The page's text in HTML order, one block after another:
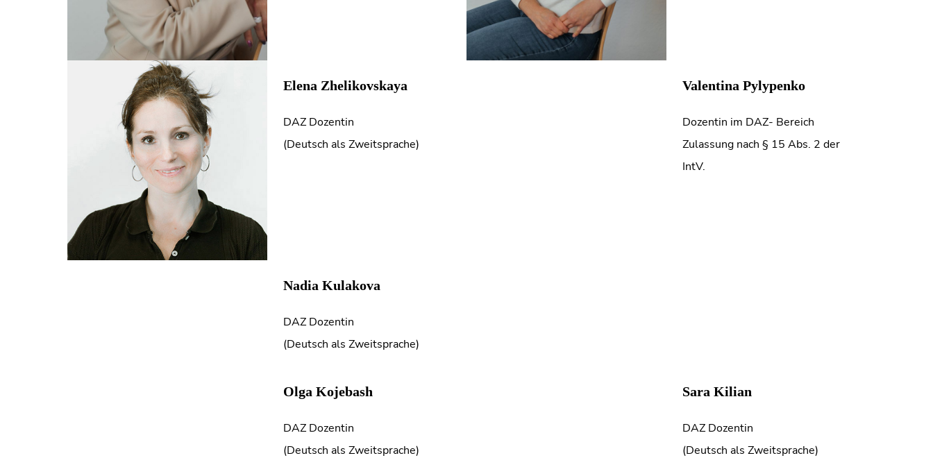
Elena Zhelikovskaya
DAZ Dozentin
(Deutsch als Zweitsprache)
Valentina Pylypenko
Dozentin im DAZ- Bereich
Zulassung nach § 15 Abs. 2 der
IntV.
Nadia Kulakova
DAZ Dozentin
(Deutsch als Zweitsprache)
Olga Kojebash
DAZ Dozentin
(Deutsch als Zweitsprache)
Sara Kilian
DAZ Dozentin
(Deutsch als Zweitsprache)